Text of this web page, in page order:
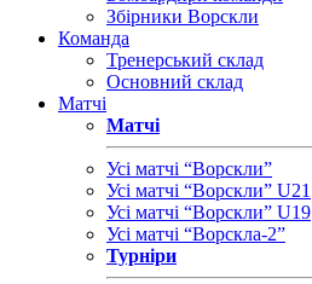
Збірники Ворскли
Команда
Тренерський склад
Основний склад
Матчі
Матчі
Усі матчі “Ворскли”
Усі матчі “Ворскли” U21
Усі матчі “Ворскли” U19
Усі матчі “Ворскла-2”
Турніри